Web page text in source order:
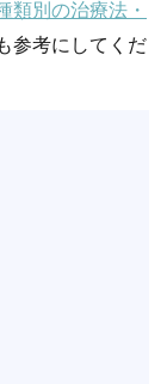
類別の治療法・
参考にしてくだ